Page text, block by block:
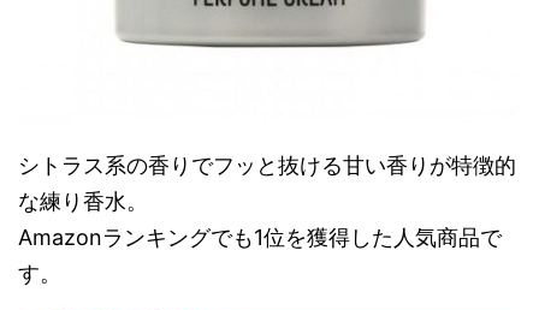
シトラス系の香りでフッと抜ける甘い香りが特徴的
な練り香水。
Amazonランキングでも1位を獲得した人気商品で
す。